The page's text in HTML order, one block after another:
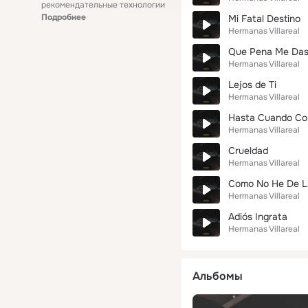
рекомендательные технологии
Подробнее
Mi Fatal Destino
Hermanas Villareal
Que Pena Me Das
Hermanas Villareal
Lejos de Ti
Hermanas Villareal
Hasta Cuando
Hermanas Villareal
Crueldad
Hermanas Villareal
Como No He De
Hermanas Villareal
Adiós Ingrata
Hermanas Villareal
Альбомы